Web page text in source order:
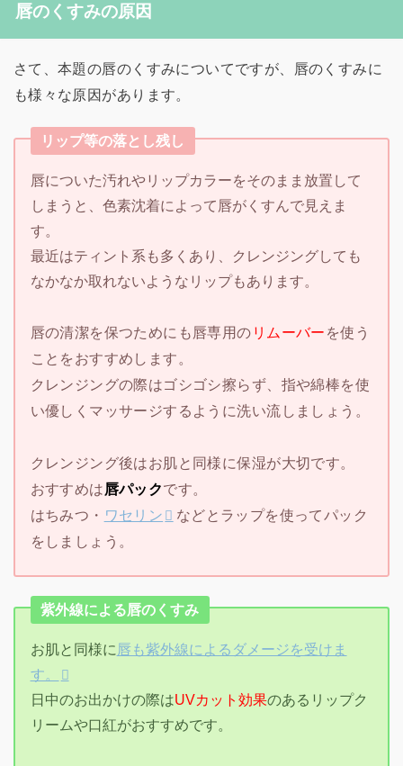
唇のくすみの原因
さて、本題の唇のくすみについてですが、唇のくすみに
も様々な原因があります。
リップ等の落とし残し
唇についた汚れやリップカラーをそのまま放置して
しまうと、色素沈着によって唇がくすんで見えま
す。
最近はティント系も多くあり、クレンジングしても
なかなか取れないようなリップもあります。
唇の清潔を保つためにも唇専用の リムーバー を使う
ことをおすすめします。
クレンジングの際はゴシゴシ擦らず、指や綿棒を使
い優しくマッサージするように洗い流しましょう。
クレンジング後はお肌と同様に保湿が大切です。
おすすめは 唇パックです。
はちみつ・ ワセリン
などとラップを使ってパック
をしましょう。
紫外線による唇のくすみ
お肌と同様に 唇も紫外線によるダメージを受けま
す。
日中のお出かけの際はUVカット効果のあるリップク
リームや口紅がおすすめです。